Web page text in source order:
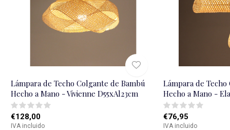
Lámpara de Techo Colgante de Bambú
Hecho a Mano - Vivienne D55xAl23cm
€128,00
IVA incluido
Lámpara de
Hecho a Mano -
€76,95
IVA incluido